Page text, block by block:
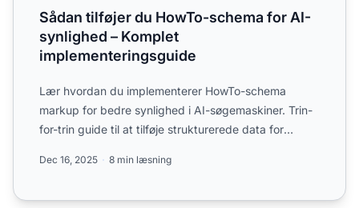
Sådan tilføjer du HowTo-schema for AI-
synlighed – Komplet
implementeringsguide
Lær hvordan du implementerer HowTo-schema
markup for bedre synlighed i AI-søgemaskiner. Trin-
for-trin guide til at tilføje strukturerede data for
Dec 16, 2025 8 min læsning